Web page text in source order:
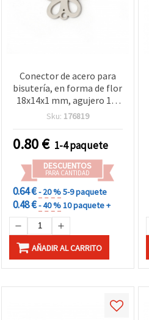
Conector de acero para
bisutería, en forma de flor
18x14x1 mm, agujero 1,5
mm, color plata - 2 piezas
Sku: 176819
0.80€ 1-4 paquete
DESCUENTOS
PARA CANTIDAD
0.64 €- 20 %5-9 paquete
0.48 €- 40 %10 paquete +
AÑADIR AL CARRITO